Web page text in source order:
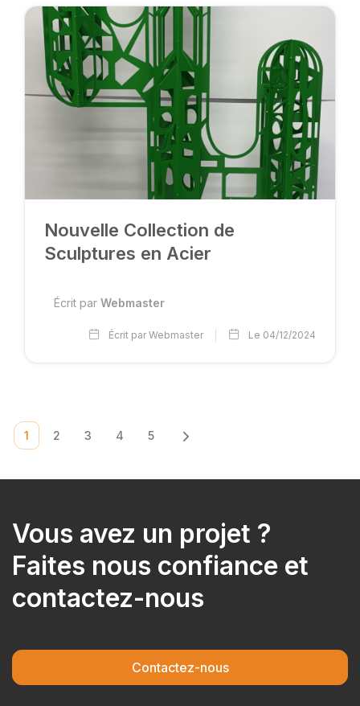
Nouvelle Collection de
Sculptures en Acier
Écrit par Webmaster
Écrit par Webmaster Le 04/12/2024
1 2 3 4 5
Vous avez un projet ?
Faites nous confiance et
contactez-nous
Contactez-nous